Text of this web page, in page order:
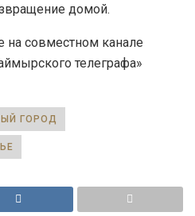
домой.
на совместном канале
телеграфа»
ГОРОД